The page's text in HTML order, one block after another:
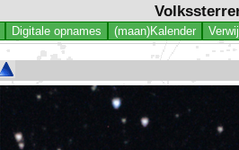
Digitale opnames (maan)Kalender